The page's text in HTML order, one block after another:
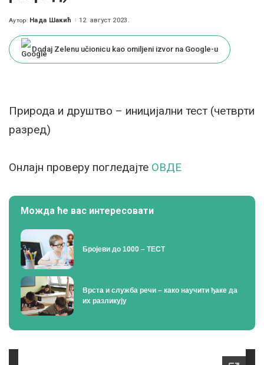
Posted
Аутор: Нада Шакић 12. август 2023.
Dodaj Zelenu učionicu kao omiljeni izvor na Google-u
Природа и друштво – иницијални тест (четврти
разред)
Онлајн проверу погледајте ОВДЕ
Можда ће вас интересовати
Бројеви до 1000 – ТЕСТ
Врста и служба речи – како научити ђаке да
их разликују